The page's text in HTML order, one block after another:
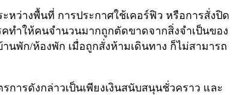
หว่างพื้นที่ การประกาศใช้เคอร์ฟิว หรือการสั่งปิด
ำให้คนจำนวนมากถูกตัดขาดจากสิ่งจำเป็นของ
นพัก/ห้องพัก เมื่อถูกสั่งห้ามเดินทาง ก็ไม่สามารถ
ารดังกล่าวเป็นเพียงเงินสนับสนุนชั่วคราว และ